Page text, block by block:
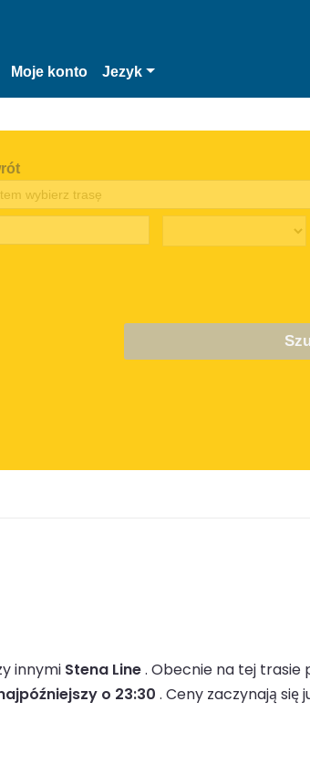
Moje konto Jezyk
innymi Stena Line. Obecnie na tej trasie
o 23:30 . Ceny zaczynają się